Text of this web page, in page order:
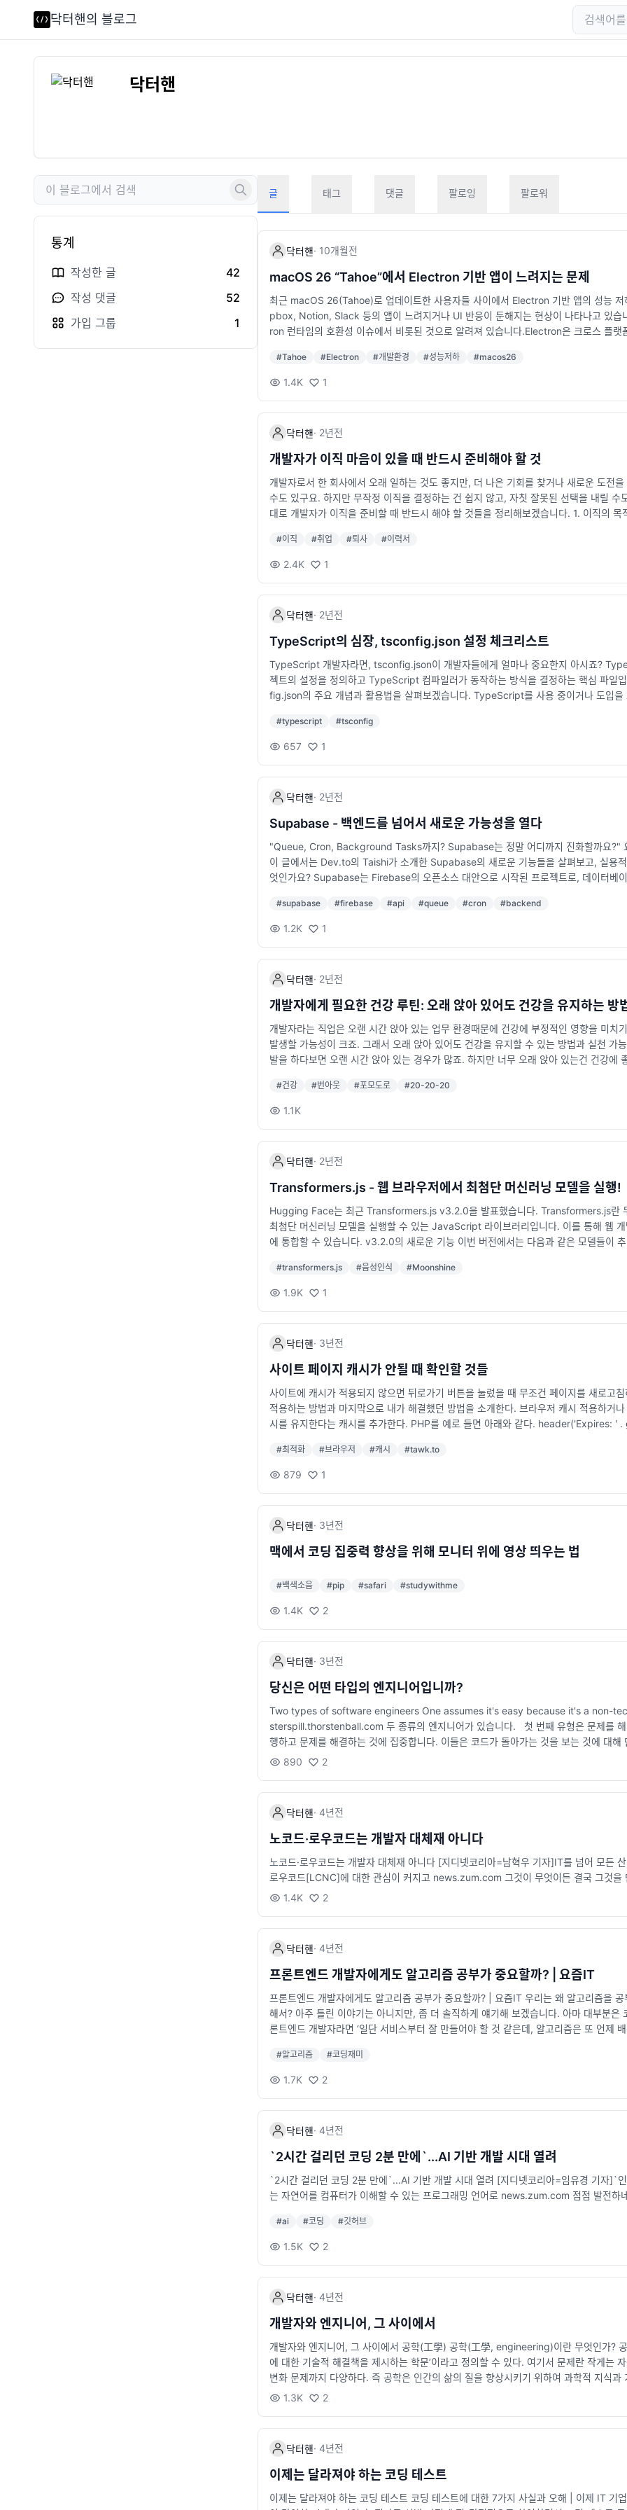
닥터핸의 블로그
닥터핸
통계
작성한 글
42
작성 댓글
52
가입 그룹 1
글 태그 댓글 팔로잉 팔로워
닥터핸· 10개월전
macOS 26 “Tahoe”에서 Electron 기반 앱이 느려지는 문제
최근 macOS 26(Tahoe)로 업데이트한 사용자들 사이에서 Electron 기반 앱의 성능
pbox, Notion, Slack 등의 앱이 느려지거나 UI 반응이 둔해지는 현상이 나타나고 있
ron 런타임의 호환성 이슈에서 비롯된 것으로 알려져 있습니다.Electron은 크로스 플
그래픽 API나 윈도우 컴포지팅 방식의 변경과 관련이 있는 것으로 추정됩니다.🧩 해
가 이미 Electron 측에서 배포되었습니다.즉, 앱 개발자가 Electron의 최신 버전(예:
github.io/shamelectron/이 사이트는 macOS 26 “Tahoe” 환경에서 Electron 앱들의
면 이미 해결된 앱, “Not fixed”면 아직 느려진 상태로 남아 있는 앱을 의미합니다.💬 개
고 있습니다.예를 들어 Cursor, Postman, Dropbox 같은 주요 개발 툴이 Electron 기반
편집이나 AI 통합 기능이 포함된 앱은 GPU 렌더링 성능 저하의 영향을 크게 받습니
상은 일시적인 호환성 문제로,Electron 최신 버전으로의 업데이트를 통해 대부분 해결
앱 개발자들의 패치 릴리즈를 기다려야 하는 상황입니다.macOS “Tahoe” 사용자라
#Tahoe #Electron #개발환경 #성능저하 #macos26
1.4K 1
닥터핸· 2년전
개발자가 이직 마음이 있을 때 반드시 준비해야 할 것
개발자로서 한 회사에서 오래 일하는 것도 좋지만, 더 나은 기회를 찾거나 새로운 도전
수도 있구요. 하지만 무작정 이직을 결정하는 건 쉽지 않고, 자칫 잘못된 선택을 내릴
대로 개발자가 이직을 준비할 때 반드시 해야 할 것들을 정리해보겠습니다. 1. 이직의
다. 목적이 명확해야 올바른 방향으로 후회없는 이직을 준비할 수 있습니다. 예를 들면,
인가? 연봉, 기술 스택, 복지 중 가장 중요한 요소는 무엇인가? 이직 목적이 명확하지
때 가장 먼저 해야 할 것은 이력서와 포트폴리오 정리입니다. 많은 개발자들이 이력서
가 많습니다. 평소에 간단하게라도 이력서 관리를 해두면 좋습니다. 이력서 작성 팁 과
무 나열이 아닌, 본인의 기여도와 결과를 설명하기 사용하는 기술 스택을 명확히 정리
기 (너무 길지 않게 A4 한두 장 이내) 포트폴리오 준비 포트폴리오는 프론트엔드/백엔
ithub, 실제 서비스 배포 경험 백엔드 개발자: 프로젝트 아키텍처 다이어그램, API 설
서비스 링크, GitHub 레포지토리 있다면 공유 특히 네이버, 카카오, 토스, 배달의민족
가 요소가 될 수 있습니다. 3. 기술 면접 및 코딩 테스트 준비하기 국내 규모있는 IT 기
비 문제 연습하기 자료구조, 알고리즘 (정렬, 탐색, DP, BFS/DFS 등) 개념 복습하기
하는 언어의 최신 트렌드 파악하기 기술 면접 대비 프로젝트 경험을 기반으로 예상 질
막연하게 여러 기업에 지원하는 것보다는, 자신이 가고 싶은 회사의 정보를 미리 조사
확인 기업이 어떤 서비스를 제공하는지 파악 기술 블로그를 통해 기술 스택 및 개발 문
지 수준 파악 직원 후기 및 기업 문화 조사 잡플래닛, 블라인드 등을 활용하여 실제 직원
트워크를 통한 정보 수집 기존 동료나 업계 지인을 통해 회사 내부 분위기 확인 컨퍼런
크는 매우 중요한 요소입니다. 지인 찬스나 온라인 커뮤니티를 통해 정보를 얻으면 좋
들에게 관심 있는 회사가 있는지 물어보기 국내 개발자 커뮤니티(뎁스노트, Okky 등)
DG DevFest 등) 링크드인에서 활동하는 방법도 있음 많은 IT 스타트업에서는 내부 추
을 높일 수 있습니다. 6. 현재 회사와 원만하게 퇴사 준비하기 이직을 결정했다면, 현재
공지가 적절함) 주요 업무 및 프로젝트 인수인계 문서 작성 Git, 서버, 문서 등 필요한
근 이 업계가 좁아서 마지막까지 좋은 이미지를 남기는 것이 중요합니다. 마무리 이직
#이직 #취업 #퇴사 #이력서
2.4K 1
닥터핸· 2년전
TypeScript의 심장, tsconfig.json 설정 체크리스트
TypeScript 개발자라면, tsconfig.json이 개발자들에게 얼마나 중요한지 아시죠?
젝트의 설정을 정의하고 TypeScript 컴파일러가 동작하는 방식을 결정하는 핵심 파
fig.json의 주요 개념과 활용법을 살펴보겠습니다. TypeScript를 사용 중이거나 도입을
ypeScript 컴파일러인 tsc가 어떤 파일을 컴파일할지, 어떤 규칙을 적용할지, 어떤 출
g.json 예제입니다. { "compilerOptions": { "target": "ES6", "module":
합니다. include: 컴파일 대상이 되는 파일이나 디렉터리를 지정합니다. exclude: 컴파
mpilerOptions에서 중요한 설정들 아래는 자주 사용되는 주요 설정들입니다. target
"ES5", "ES6", "ES2020" module 모듈 시스템을 정의합니다. 예: "CommonJS",
라우저에서는 ESNext를 주로 사용합니다. strict TypeScript의 모든 엄격 모드를 활성
paths와 baseUrl 프로젝트 내에서 모듈을 더 간단히 import할 수 있도록 도와줍니
nts/*": ["src/components/*"] } } } 위 설정으로 다음과 같은 단축 import가 가능해
와 exclude include: 특정 파일이나 디렉터리만 컴파일 대상으로 지정합니다. 예:
설정하기 React 프로젝트에서는 다음과 같은 설정이 일반적입니다. {
"strict": true, "baseUrl": "./", "paths": { "@hooks/*": ["src/hooks/*"], "@utils/
p: CommonJS 모듈과의 호환성을 향상시킵니다. paths: 모듈 경로를 간단히 설정할
프로젝트에서 기본 tsconfig.json 파일을 생성하려면 tsc --init 명령어를 사용하세요.
Code는 tsconfig.json을 자동으로 인식해 코드 작성과 디버깅을 도와줍니다. 타입 추
전환 기존 JavaScript 프로젝트를 TypeScript로 전환할 때는 allowJs 옵션을 활성화
절히 활용하면 팀 협업과 개발 속도를 모두 개선할 수 있어요. TypeScript를 도입하거
세요. 요컨대, tsconfig.json은 단순히 설정 파일 그 이상입니다. 개발 환경을 최적화
까요. 이번 기회에 을 좀 더 이해하는 기회가 되었길 바랍니다✨
#typescript #tsconfig
657 1
닥터핸· 2년전
Supabase - 백엔드를 넘어서 새로운 가능성을 열다
"Queue, Cron, Background Tasks까지? Supabase는 정말 어디까지 진화할까요?"
이 글에서는 Dev.to의 Taishi가 소개한 Supabase의 새로운 기능들을 살펴보고, 실용
엇인가요? Supabase는 Firebase의 오픈소스 대안으로 시작된 프로젝트로, 데이터베
특히 서버리스(Serverless) 환경에서 애플리케이션을 개발하는 데 유용합니다. 이번
소개합니다. 새로운 기능 살펴보기 1. Queue Queue는 작업을 대기열에 추가하고 순
자동으로 관리합니다. (참고로 Supabase는 내부적으로 Deno를 사용하여 서버리스
는 Deno 런타임 위에서 작동하며, 타입스크립트를 기본 언어로 사용합니다.) 2. Cron
데이터를 정리하거나, 매주 보고서를 생성할 때 사용할 수 있습니다. 예제 코드:
되니 효율적입니다. 3. Background Tasks Background Tasks는 비동기 작업을 처리
지 처리, 데이터 분석)을 배경에서 실행할 수 있습니다. 예제 코드: import {
ge-processor'); await task.dispatch({ imageId: '1234' }); 이 기능은 사용자의 경험
on으로 데이터 분석 결과를 주기적으로 생성하기. 이미지 업로드 서비스:
력한 백엔드 기능을 제공하며, 개발자가 애플리케이션에 집중할 수 있도록 돕고 있습
#supabase #firebase #api #queue #cron #backend
1.2K 1
닥터핸· 2년전
개발자에게 필요한 건강 루틴: 오래 앉아 있어도 건강을 유지하는 방
개발자라는 직업은 오랜 시간 앉아 있는 업무 환경때문에 건강에 부정적인 영향을 미
발생할 가능성이 크죠. 그래서 오래 앉아 있어도 건강을 유지할 수 있는 방법과 실천 가
발을 하다보면 오랜 시간 앉아 있는 경우가 많죠. 하지만 너무 오래 앉아 있는건 건강
업 후 5분 동안 휴식을 취하는 Pomodoro(포모도로) 기법은 건강을 챙기면서도 생산성
이나 산책을 통해 몸을 풀어보세요. 관련해서 이걸 도와주는 웹사이트나 앱도 많습니
책상 위에 올려 사용하는 제품도 있으니 부담 없이 시작할 수 있습니다. 2. 간단한 운동
다. 의자에 오래 앉아 있으면 허리와 어깨에 무리가 가기 때문에 틈틈이 스트레칭과 가
근육이 뭉치기 쉽습니다. 아래는 간단히 따라 할 수 있는 스트레칭 예시입니다. 목 스트
손을 깍지 끼고 머리 위로 들어 올립니다. 허리 스트레칭: 한쪽 다리를 의자 위로 올리
스쿼트: 벽에 등을 대고 90도로 앉은 자세를 유지합니다. 발뒤꿈치 들기: 의자에 앉아
규칙 하루종일 모니터를 보는 개발자이기에 눈 건강을 신경쓰지 않을 수 없죠. 눈 건강
니다. 20분마다 20초 동안 20피트(약 6미터) 거리의 물체를 바라보세요. 이 습관은 눈
줄이는 야간 모드(Night Shift)를 사용할 수 있으니 설정을 확인해보시기 바랍니다. 4.
중요하다고 할 수도 있죠. 번아웃을 예방하고 집중력을 유지하려면 일과 휴식의 균형
m 번아웃 예방하기 업무 시간과 개인 시간을 최대한 명확히 구분하세요. 특히 원격 근
하는 습관을 가지는 것이 중요합니다. 5. 식습관과 수면 관리 건강한 간식 추천 집중력
도 건강에 좋겠죠? 견과류 (아몬드, 호두 등) 신선한 과일 (바나나, 사과 등) 요거트 수면
인 수면 시간과 충분한 휴식은 집중력을 높이는 데 필수입니다. 잠들기 전 스마트폰 사
를 작성할 수 있다는 사실을 잊지 마세요. 작은 실천이 큰 결과를 가져올 것입니다.
#건강 #번아웃 #포모도로 #20-20-20
1.1K
닥터핸· 2년전
Transformers.js - 웹 브라우저에서 최첨단 머신러닝 모델을 실행!
Hugging Face는 최근 Transformers.js v3.2.0을 발표했습니다. Transformers.js란
최첨단 머신러닝 모델을 실행할 수 있는 JavaScript 라이브러리입니다. 이를 통해 웹
에 통합할 수 있습니다. v3.2.0의 새로운 기능 이번 버전에서는 다음과 같은 모델들이
저에서 직접 구현할 수 있습니다. 예시 코드: import { pipeline } from
c-speech-recognition', 'onnx-community/moonshine-tiny-ONNX'); const
하는 모델입니다. 이를 통해 비디오 분석이나 이미지 시퀀스 처리와 같은 작업을 효
uggingface/transformers'; const visualReasoner = await pipeline('image-to-
ame1.png', 'frame2.png', 'frame3.png']); console.log(result); 위 코드에서는
이미지 프레임을 분석하여 복잡한 시각적 이해와 추론을 수행하는 모델입니다. 비디
m '@huggingface/transformers'; const visualReasoner = await
ner(['frame1.png', 'frame2.png', 'frame3.png']); console.log(result); 위 코드는 이
두에서 고품질의 텍스트 생성을 지원하는 다국어 모델입니다. 이를 통해 다양한 언어
pipeline } from '@huggingface/transformers'; const textGenerator = await
니다. 한국어와 영어를 지원하기 때문에 다국어 애플리케이션에서 유용하게 사용할 수
수정과 성능 개선이 이루어졌습니다. 자세한 내용은 릴리스 노트를 참고하세요.
할 수 있는 도구를 제공합니다. 특히, 서버 없이 브라우저에서 직접 모델을 실행할 수 있
과 기능을 활용하여 더욱 혁신적인 웹 서비스를 개발해보시기 바랍니다. 출처
#transformers.js #음성인식 #Moonshine
1.9K 1
닥터핸· 3년전
사이트 페이지 캐시가 안될 때 확인할 것들
사이트에 캐시가 적용되지 않으면 뒤로가기 버튼을 눌렀을 때 무조건 페이지를 새로고
적용하는 방법과 마지막으로 내가 해결했던 방법을 소개한다. 브라우저 캐시 적용하거
시를 유지한다는 캐시를 추가한다. PHP를 예로 들면 아래와 같다.
드플레어 같은 프록시 서비스를 쓰고 있다면 해당 서비스에 캐시 설정이 원하는 대로
정을 확인하거나 "Cache" 메뉴에서 설정을 확인하다. 3. 사용중인 자바스크립트 라이
#최적화 #브라우저 #캐시 #tawk.to
879 1
닥터핸· 3년전
맥에서 코딩 집중력 향상을 위해 모니터 위에 영상 띄우는 법
#백색소음 #pip #safari #studywithme
1.4K 2
닥터핸· 3년전
당신은 어떤 타입의 엔지니어입니까?
Two types of software engineers One assumes it's easy because it's a non-
sterspill.thorstenball.com 두 종류의 엔지니어가 있습니다. 첫 번째 유형은 문제를 해
행하고 문제를 해결하는 것에 집중합니다. 이들은 코드가 돌아가는 것을 보는 것에 대
코드가 돌아가는지에 집중하는 엔지니어입니다. 이들은 코드가 어떻게 동작하는지, 자
작에 집중하는 엔지니어는 보다 최적화된 코드를 제공할 수 있으며, 성능 문제나 복잡
트웨어 엔지니어는 이 두 가지 특성을 모두 지니는 엔지니어입니다. 즉, 코드가 기능적
용이한 코드를 작성할 수 있는 엔지니어입니다.
890 2
닥터핸· 4년전
노코드·로우코드는 개발자 대체재 아니다
노코드·로우코드는 개발자 대체재 아니다 [지디넷코리아=남혁우 기자]IT를 넘어 모든
로우코드[LCNC]에 대한 관심이 커지고 news.zum.com 그것이 무엇이든 결국 그것을
1.4K
2
닥터핸· 4년전
프론트엔드 개발자에게도 알고리즘 공부가 중요할까? | 요즘IT
프론트엔드 개발자에게도 알고리즘 공부가 중요할까? | 요즘IT 우리는 왜 알고리즘을
해서? 아주 틀린 이야기는 아니지만, 좀 더 솔직하게 얘기해 보겠습니다. 아마 대부분
론트엔드 개발자라면 ‘일단 서비스부터 잘 만들어야 할 것 같은데, 알고리즘은 또 언제
즘에 너무 얽매이지 말자
#알고리즘 #코딩재미
1.7K 2
닥터핸· 4년전
`2시간 걸리던 코딩 2분 만에`...AI 기반 개발 시대 열려
`2시간 걸리던 코딩 2분 만에`...AI 기반 개발 시대 열려 [지디넷코리아=임유경 기자]`
는 자연어를 컴퓨터가 이해할 수 있는 프로그래밍 언어로 news.zum.com 점점 발전하
#ai #코딩 #깃허브
1.5K 2
닥터핸· 4년전
개발자와 엔지니어, 그 사이에서
개발자와 엔지니어, 그 사이에서 공학(工學) 공학(工學, engineering)이란 무엇인가? 공
에 대한 기술적 해결책을 제시하는 학문’이라고 정의할 수 있다. 여기서 문제란 작게는
변화 문제까지 다양하다. 즉 공학은 인간의 삶의 질을 향상시키기 위하여 과학적 지식
버 지식백과 ― 공학의 개념] 책을 쓰고 개발을 하면서 종종 드는 생각이 있다면, 나는
1.3K 2
닥터핸· 4년전
이제는 달라져야 하는 코딩 테스트
이제는 달라져야 하는 코딩 테스트 코딩 테스트에 대한 7가지 사실과 오해 | 이제 IT 기